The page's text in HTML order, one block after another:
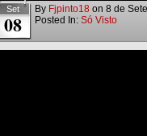
Set
08
By Fjpinto18 on 8 de
Posted In: Só Visto